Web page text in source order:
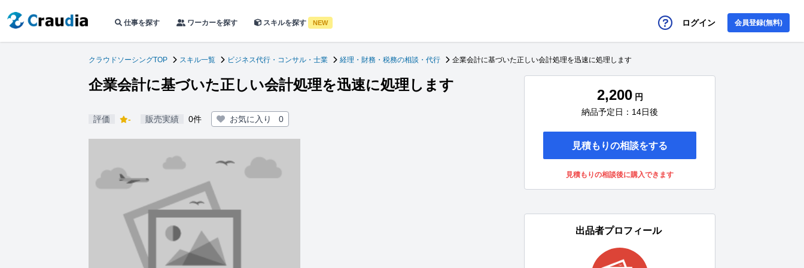
仕事を探す ワーカーを探す スキルを探す NEW ログイン 会員登録(無料)
クラウドソーシングTOP スキル一覧 ビジネス代行・コンサル・士業 経理・財務・税務の相談・代行 企業会計に基づいた正しい会計処理を迅速に処理します
企業会計に基づいた正しい会計処理を迅速に処理します
評価 - 販売実績 0件 お気に入り 0
2,200 円
納品予定日：14日後
見積もりの相談をする
見積もりの相談後に購入できます
出品者プロフィール